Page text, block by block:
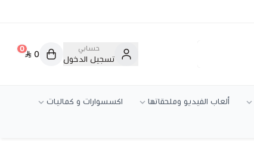
حسابي
تسجيل الدخول
0
0
ألعاب الفيديو وملحقاتها اكسسوارات و كماليات